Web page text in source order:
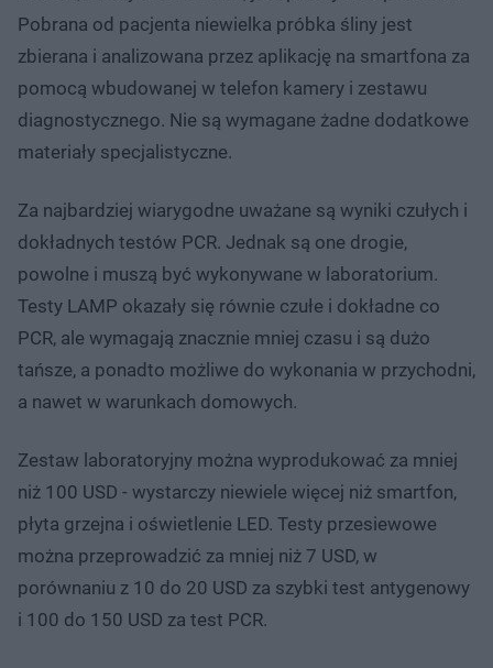
Pobrana od pacjenta niewielka próbka śliny jest
zbierana i analizowana przez aplikację na smartfona za
pomocą wbudowanej w telefon kamery i zestawu
diagnostycznego. Nie są wymagane żadne dodatkowe
materiały specjalistyczne.
Za najbardziej wiarygodne uważane są wyniki czułych i
dokładnych testów PCR. Jednak są one drogie,
powolne i muszą być wykonywane w laboratorium.
Testy LAMP okazały się równie czułe i dokładne co
PCR, ale wymagają znacznie mniej czasu i są dużo
tańsze, a ponadto możliwe do wykonania w przychodni,
a nawet w warunkach domowych.
Zestaw laboratoryjny można wyprodukować za mniej
niż 100 USD - wystarczy niewiele więcej niż smartfon,
płyta grzejna i oświetlenie LED. Testy przesiewowe
można przeprowadzić za mniej niż 7 USD, w
porównaniu z 10 do 20 USD za szybki test antygenowy
i 100 do 150 USD za test PCR.